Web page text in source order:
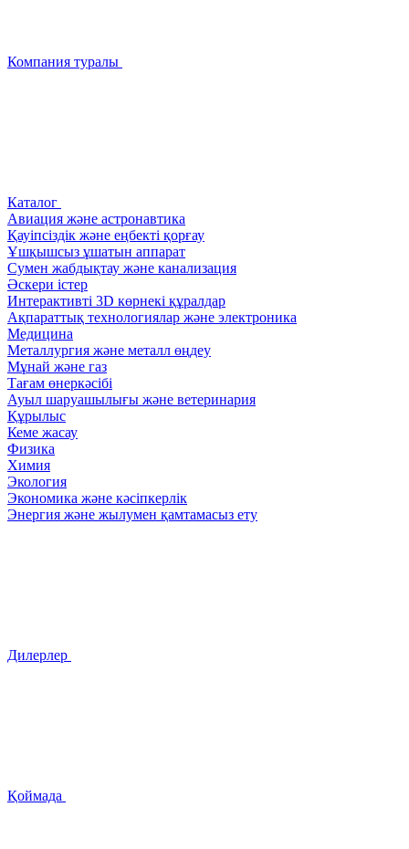
Компания туралы
Каталог
Авиация және астронавтика
Қауіпсіздік және еңбекті қорғау
Ұшқышсыз ұшатын аппарат
Сумен жабдықтау және канализация
Әскери істер
Интерактивті 3D көрнекі құралдар
Ақпараттық технологиялар және электроника
Медицина
Металлургия және металл өңдеу
Мұнай және газ
Тағам өнеркәсібі
Ауыл шаруашылығы және ветеринария
Құрылыс
Кеме жасау
Физика
Химия
Экология
Экономика және кәсіпкерлік
Энергия және жылумен қамтамасыз ету
Дилерлер
Қоймада